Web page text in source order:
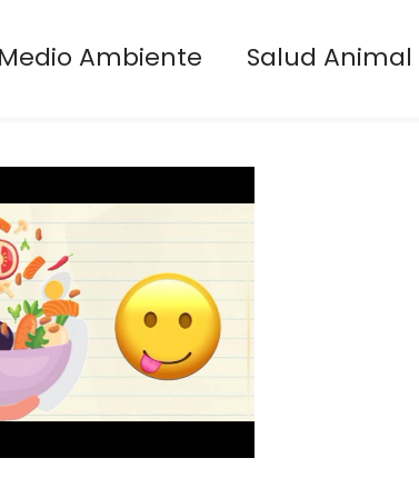
Medio Ambiente Salud Animal